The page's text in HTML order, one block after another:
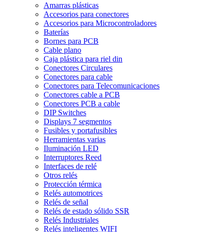
Amarras plásticas
Accesorios para conectores
Accesorios para Microcontroladores
Baterías
Bornes para PCB
Cable plano
Caja plástica para riel din
Conectores Circulares
Conectores para cable
Conectores para Telecomunicaciones
Conectores cable a PCB
Conectores PCB a cable
DIP Switches
Displays 7 segmentos
Fusibles y portafusibles
Herramientas varias
Iluminación LED
Interruptores Reed
Interfaces de relé
Otros relés
Protección térmica
Relés automotrices
Relés de señal
Relés de estado sólido SSR
Relés Industriales
Relés inteligentes WIFI